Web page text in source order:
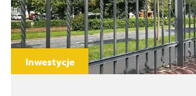
Inwestycje